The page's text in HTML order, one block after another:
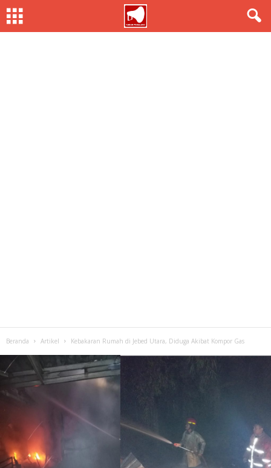
Beranda Artikel Kebakaran Rumah di Jebed Utara, Diduga Akibat Kompor Gas